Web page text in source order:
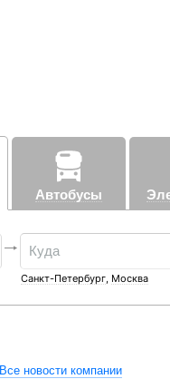
Автобусы
Санкт-Петербург, Москва
Все новости компании